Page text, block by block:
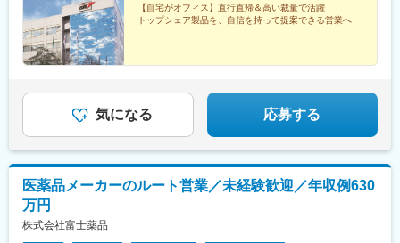
なります◎研修、社内の打ち合わせ、イベント等で出社が発生す
る可能性がございます◎転勤は基本ありません本社：東京都港区
港南1-8-15 Wビル14F受動喫煙対策：敷地内全面禁煙
◎Sales Pay：年額（基本給）の10％支給あり
【自宅がオフィス】直行直帰＆高い裁量で活躍
トップシェア製品を、自信を持って提案できる営業へ
気になる 応募する
医薬品メーカーのルート営業／未経験歓迎／年収例630
万円
株式会社富士薬品